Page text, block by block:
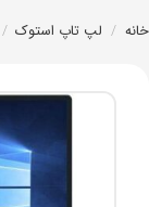
خانه / لپ تاپ استوک /